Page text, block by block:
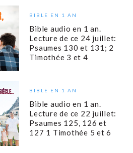
BIBLE EN 1 AN
Bible audio en 1 an.
Lecture de ce 24 juillet:
Psaumes 130 et 131; 2
Timothée 3 et 4
BIBLE EN 1 AN
Bible audio en 1 an.
Lecture de ce 22 juillet:
Psaumes 125, 126 et
127 1 Timothée 5 et 6